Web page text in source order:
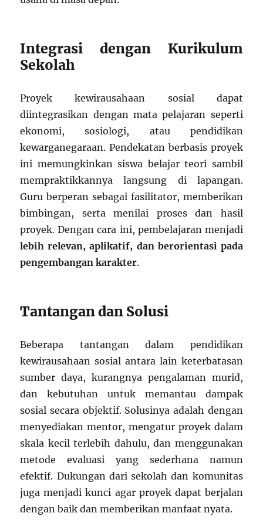
Integrasi dengan Kurikulum
Sekolah
Proyek kewirausahaan sosial dapat
diintegrasikan dengan mata pelajaran seperti
ekonomi, sosiologi, atau pendidikan
kewarganegaraan. Pendekatan berbasis proyek
ini memungkinkan siswa belajar teori sambil
mempraktikkannya langsung di lapangan.
Guru berperan sebagai fasilitator, memberikan
bimbingan, serta menilai proses dan hasil
proyek. Dengan cara ini, pembelajaran menjadi
lebih relevan, aplikatif, dan berorientasi pada
pengembangan karakter.
Tantangan dan Solusi
Beberapa tantangan dalam pendidikan
kewirausahaan sosial antara lain keterbatasan
sumber daya, kurangnya pengalaman murid,
dan kebutuhan untuk memantau dampak
sosial secara objektif. Solusinya adalah dengan
menyediakan mentor, mengatur proyek dalam
skala kecil terlebih dahulu, dan menggunakan
metode evaluasi yang sederhana namun
efektif. Dukungan dari sekolah dan komunitas
juga menjadi kunci agar proyek dapat berjalan
dengan baik dan memberikan manfaat nyata.